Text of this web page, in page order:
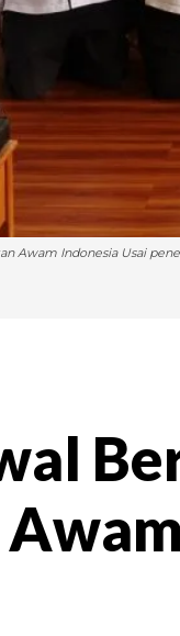
Awam Indonesia Usai